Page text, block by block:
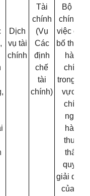
Dịch
vụ tài
chính
Tài
chính
(Vụ
Các
định
chế
tài
chính)
Bộ Tài
chính về
việc
bố thủ
hành
chính
trong lĩnh
vực tài
chính
ngân
hàng
thuộc
thẩm
quyền
giải
của Bộ